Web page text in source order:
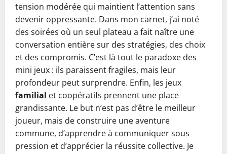
tension modérée qui maintient l’attention sans
devenir oppressante. Dans mon carnet, j’ai noté
des soirées où un seul plateau a fait naître une
conversation entière sur des stratégies, des choix
et des compromis. C’est là tout le paradoxe des
mini jeux : ils paraissent fragiles, mais leur
profondeur peut surprendre. Enfin, les jeux
familial et coopératifs prennent une place
grandissante. Le but n’est pas d’être le meilleur
joueur, mais de construire une aventure
commune, d’apprendre à communiquer sous
pression et d’apprécier la réussite collective. Je